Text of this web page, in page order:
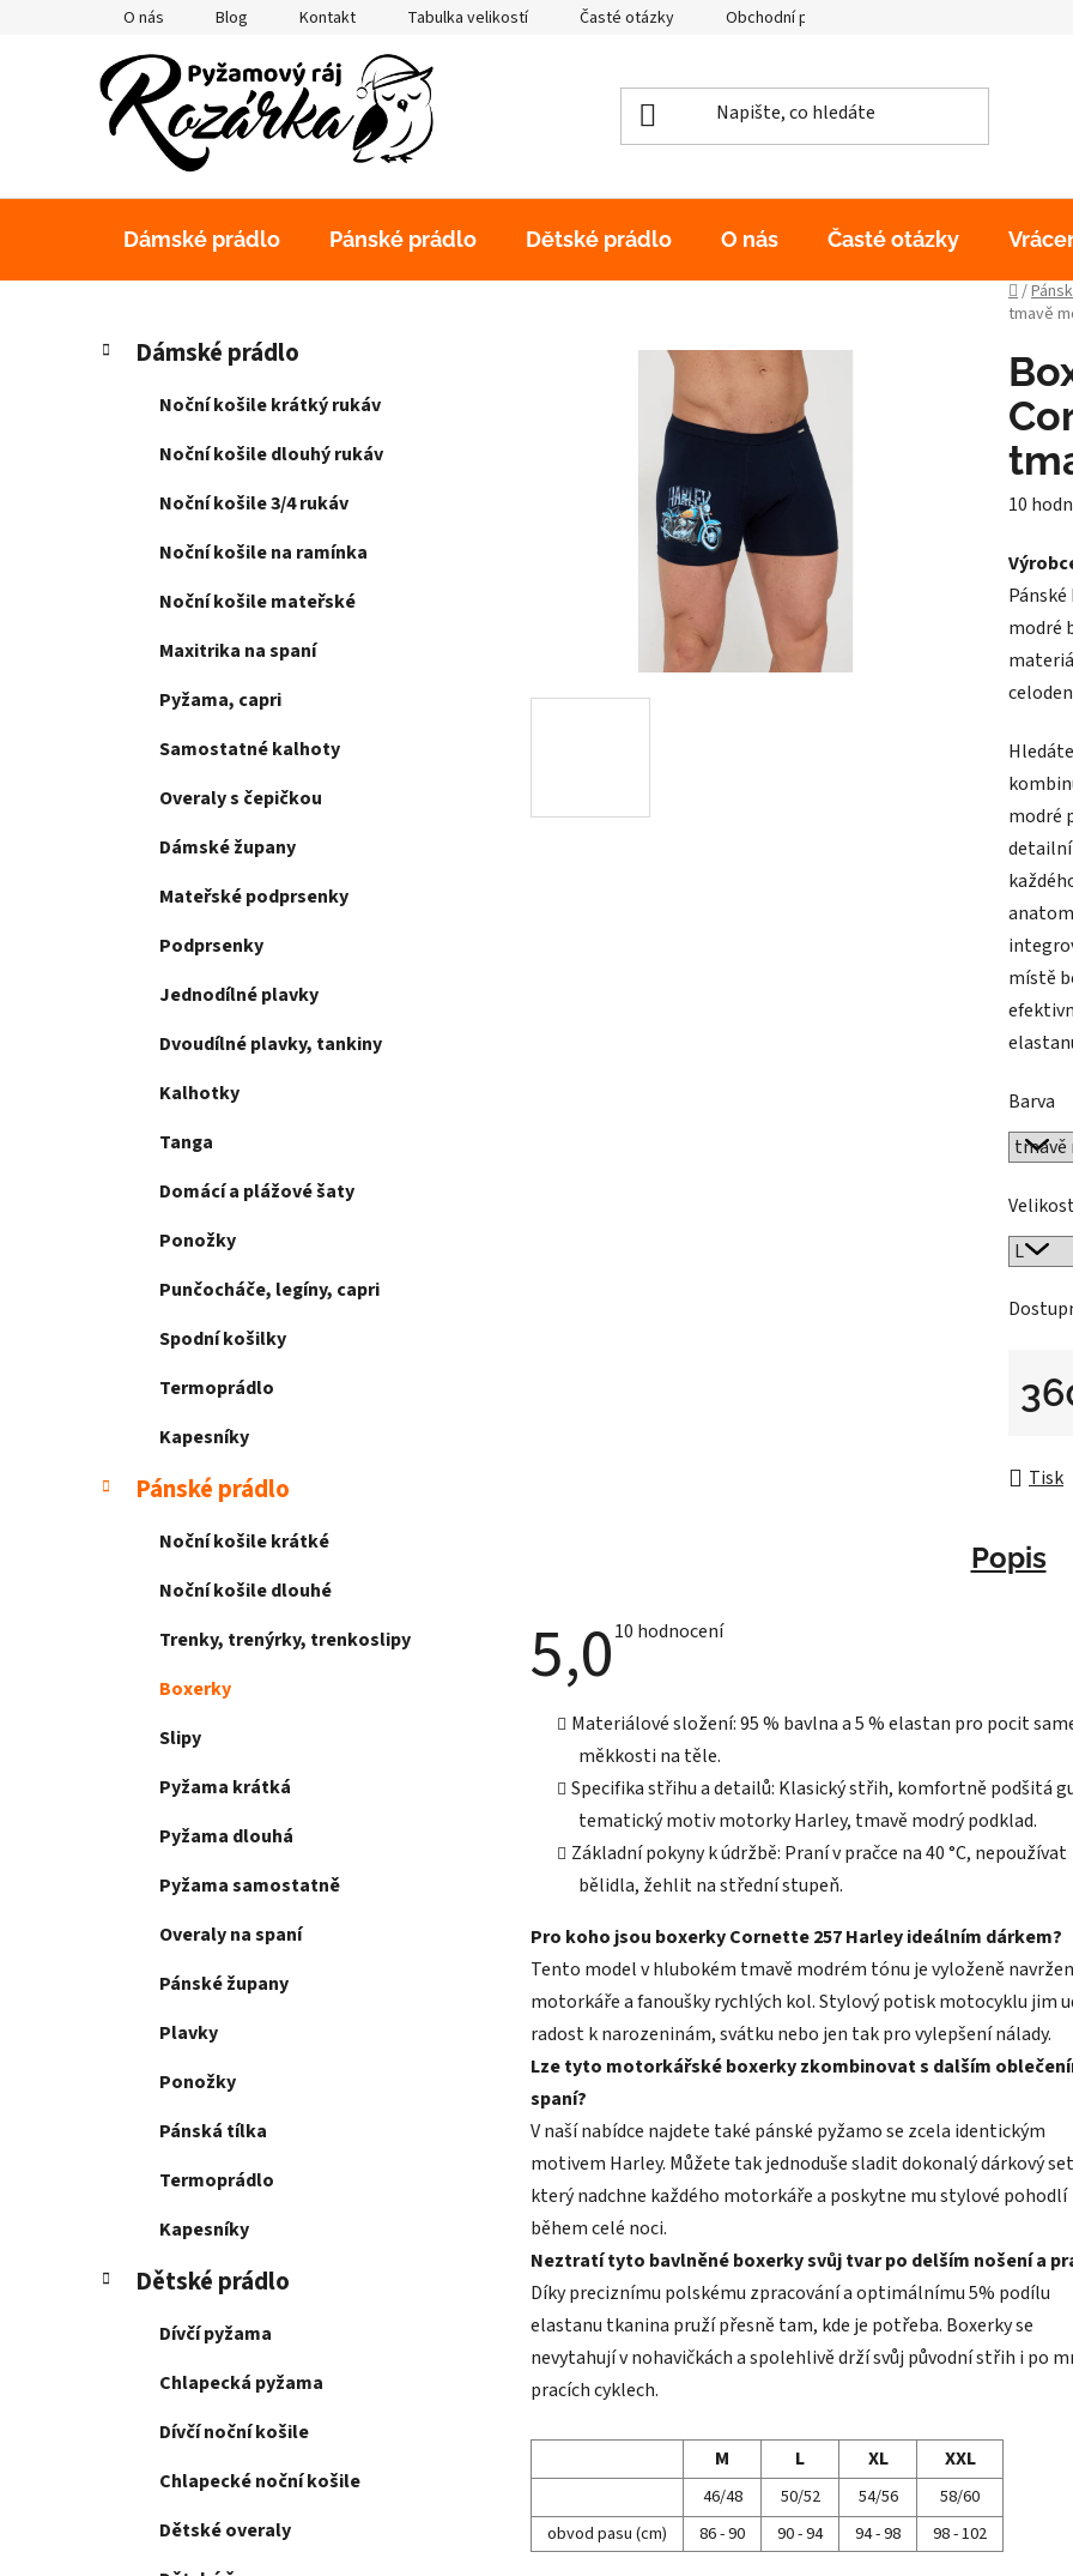
O nás Blog Kontakt Tabulka velikostí Časté otázky Obchodní podmínky
Dámské prádlo Pánské prádlo Dětské prádlo O nás Časté otázky
Domů
/
tmavě
P
Přeskočit
kategorie
K
a
Dámské prádlo
Noční košile krátký rukáv
Noční košile dlouhý rukáv
Noční košile 3/4 rukáv
Noční košile na ramínka
Noční košile mateřské
Maxitrika na spaní
Pyžama, capri
Samostatné kalhoty
Overaly s čepičkou
Dámské župany
Mateřské podprsenky
Podprsenky
Jednodílné plavky
Dvoudílné plavky, tankiny
Kalhotky
Tanga
Domácí a plážové šaty
Ponožky
Punčocháče, legíny, capri
Spodní košilky
Termoprádlo
Kapesníky
Pánské prádlo
Noční košile krátké
Noční košile dlouhé
Trenky, trenýrky, trenkoslipy
Boxerky
Slipy
Pyžama krátká
Pyžama dlouhá
Pyžama samostatně
Overaly na spaní
Pánské župany
Plavky
Ponožky
Pánská tílka
Termoprádlo
Kapesníky
Dětské prádlo
Dívčí pyžama
Chlapecká pyžama
Dívčí noční košile
Chlapecké noční košile
Dětské overaly
je
5,0
z
5
10
modré
modré
místě
Barva
Tisk
Popis
5,0Průměrné
z
5
hvězdiček.
10 hodnocení
Materiálové složení: 95 % bavlna a 5 % elastan pro pocit
měkkosti na těle.
Specifika střihu a detailů: Klasický střih, komfortně podšitá
tematický motiv motorky Harley, tmavě modrý podklad.
Základní pokyny k údržbě: Praní v pračce na 40 °C, nepoužívat
bělidla, žehlit na střední stupeň.
Pro koho jsou boxerky Cornette 257 Harley ideálním dárkem?
Tento model v hlubokém tmavě modrém tónu je vyloženě
motorkáře a fanoušky rychlých kol. Stylový potisk motocyklu jim
radost k narozeninám, svátku nebo jen tak pro vylepšení nálady.
Lze tyto motorkářské boxerky zkombinovat s dalším
spaní?
V naší nabídce najdete také pánské pyžamo se zcela identickým
motivem Harley. Můžete tak jednoduše sladit dokonalý dárkový
který nadchne každého motorkáře a poskytne mu stylové pohodlí
během celé noci.
Neztratí tyto bavlněné boxerky svůj tvar po delším nošení a
Díky preciznímu polskému zpracování a optimálnímu 5% podílu
elastanu tkanina pruží přesně tam, kde je potřeba. Boxerky se
nevytahují v nohavičkách a spolehlivě drží svůj původní střih i po
pracích cyklech.
M L XL XXL
46/48 50/52 54/56
58/60
obvod pasu (cm)
86 - 90 90 - 94 94 - 98 98 - 102